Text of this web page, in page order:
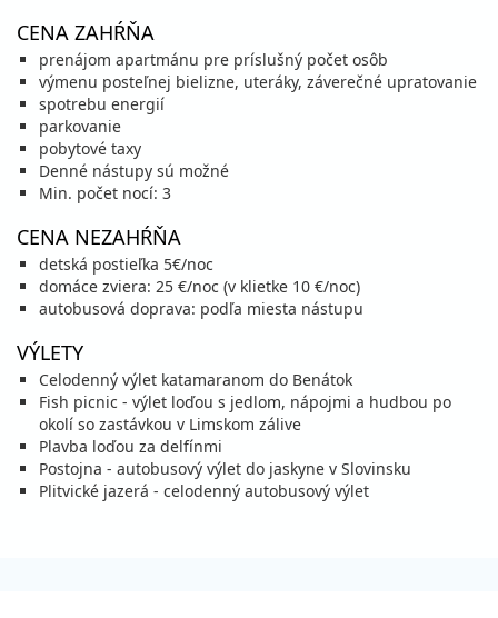
cena za 8 dní (7 nocí)
vypočítať cenu
12.09. - 19.09.26
vlastná
vlastná
CENA ZAHŔŇA
prenájom apartmánu pre príslušný počet osôb
výmenu posteľnej bielizne, uteráky, záverečné upratovanie
spotrebu energií
parkovanie
pobytové taxy
Denné nástupy sú možné
Min. počet nocí: 3
CENA NEZAHŔŇA
detská postieľka 5€/noc
domáce zviera: 25 €/noc (v klietke 10 €/noc)
autobusová doprava: podľa miesta nástupu
VÝLETY
Celodenný výlet katamaranom do Benátok
Fish picnic - výlet loďou s jedlom, nápojmi a hudbou po
okolí so zastávkou v Limskom zálive
Plavba loďou za delfínmi
Postojna - autobusový výlet do jaskyne v Slovinsku
Plitvické jazerá - celodenný autobusový výlet